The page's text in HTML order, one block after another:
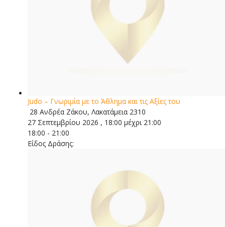
Judo – Γνωριμία με το Άθλημα και τις Αξίες του
28 Ανδρέα Ζάκου, Λακατάμεια 2310
27 Σεπτεμβρίου 2026 , 18:00 μέχρι 21:00
18:00 - 21:00
Είδος Δράσης: